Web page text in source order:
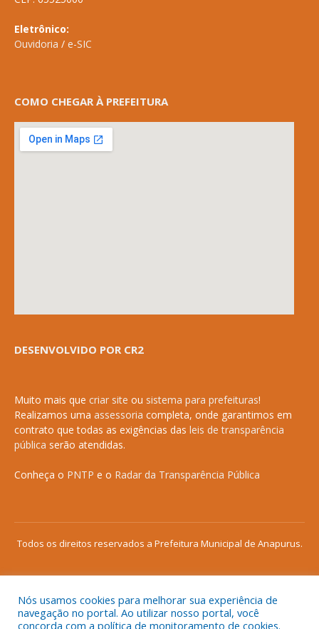
Eletrônico:
Ouvidoria / e-SIC
COMO CHEGAR À PREFEITURA
DESENVOLVIDO POR CR2
Muito mais que criar site ou sistema para prefeituras!
Realizamos uma assessoria completa, onde garantimos em
contrato que todas as exigências das leis de transparência
pública serão atendidas.
Conheça o PNTP e o Radar da Transparência Pública
Todos os direitos reservados a Prefeitura Municipal de Anapurus.
Mapa do Site
Acessar Área Administrativa
Acessar o Webmail
Nós usamos cookies para melhorar sua experiência de
navegação no portal. Ao utilizar nosso portal, você
concorda com a política de monitoramento de cookies.